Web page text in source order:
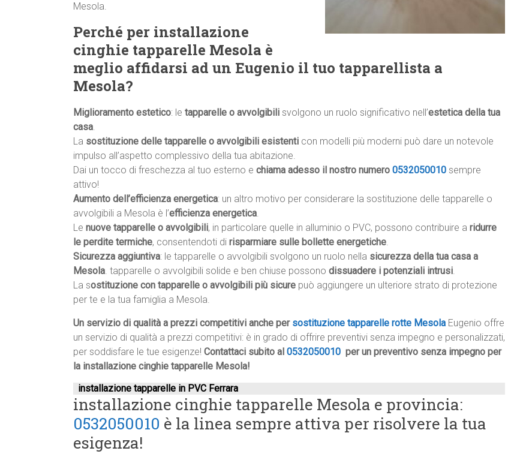
Mesola.
Perché per installazione
cinghie tapparelle Mesola è
meglio affidarsi ad un Eugenio il tuo tapparellista a
Mesola?
Miglioramento estetico: le tapparelle o avvolgibili svolgono un ruolo significativo nell’estetica della tua
casa.
La sostituzione delle tapparelle o avvolgibili esistenti con modelli più moderni può dare un notevole
impulso all’aspetto complessivo della tua abitazione.
Dai un tocco di freschezza al tuo esterno e chiama adesso il nostro numero 0532050010 sempre
attivo!
Aumento dell’efficienza energetica: un altro motivo per considerare la sostituzione delle tapparelle o
avvolgibili a Mesola è l’efficienza energetica.
Le nuove tapparelle o avvolgibili, in particolare quelle in alluminio o PVC, possono contribuire a ridurre
le perdite termiche, consentendoti di risparmiare sulle bollette energetiche.
Sicurezza aggiuntiva: le tapparelle o avvolgibili svolgono un ruolo nella sicurezza della tua casa a
Mesola. tapparelle o avvolgibili solide e ben chiuse possono dissuadere i potenziali intrusi.
La sostituzione con tapparelle o avvolgibili più sicure può aggiungere un ulteriore strato di protezione
per te e la tua famiglia a Mesola.
Un servizio di qualità a prezzi competitivi anche per sostituzione tapparelle rotte Mesola Eugenio offre
un servizio di qualità a prezzi competitivi: è in grado di offrire preventivi senza impegno e personalizzati,
per soddisfare le tue esigenze! Contattaci subito al 0532050010 per un preventivo senza impegno per
la installazione cinghie tapparelle Mesola!
installazione tapparelle in PVC Ferrara
installazione cinghie tapparelle Mesola e provincia:
0532050010 è la linea sempre attiva per risolvere la tua
esigenza!